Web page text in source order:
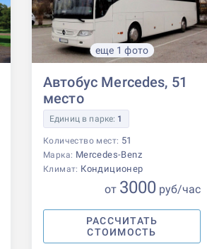
еще 1 фото
Автобус Mercedes, 51
место
Единиц в парке: 1
Количество мест: 51
Марка: Mercedes-Benz
Климат: Кондиционер
от 3000 руб/час
РАССЧИТАТЬ
СТОИМОСТЬ